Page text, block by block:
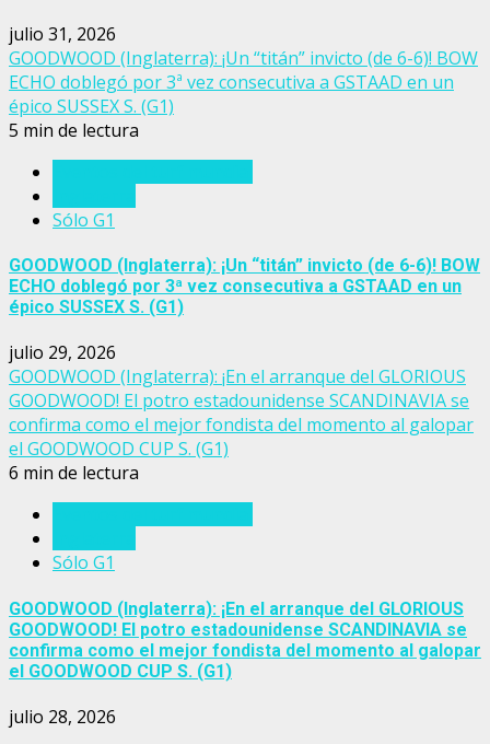
julio 31, 2026
GOODWOOD (Inglaterra): ¡Un “titán” invicto (de 6-6)! BOW
ECHO doblegó por 3ª vez consecutiva a GSTAAD en un
épico SUSSEX S. (G1)
5 min de lectura
Sólo G1
GOODWOOD (Inglaterra): ¡Un “titán” invicto (de 6-6)! BOW
ECHO doblegó por 3ª vez consecutiva a GSTAAD en un
épico SUSSEX S. (G1)
julio 29, 2026
GOODWOOD (Inglaterra): ¡En el arranque del GLORIOUS
GOODWOOD! El potro estadounidense SCANDINAVIA se
confirma como el mejor fondista del momento al galopar
el GOODWOOD CUP S. (G1)
6 min de lectura
Sólo G1
GOODWOOD (Inglaterra): ¡En el arranque del GLORIOUS
GOODWOOD! El potro estadounidense SCANDINAVIA se
confirma como el mejor fondista del momento al galopar
el GOODWOOD CUP S. (G1)
julio 28, 2026